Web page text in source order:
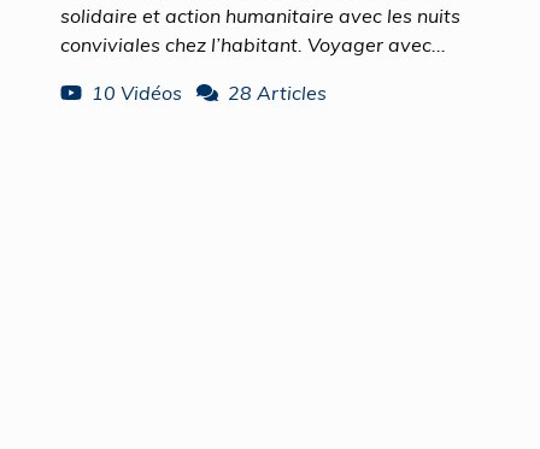
solidaire et action humanitaire avec les nuits
conviviales chez l’habitant. Voyager avec...
10 Vidéos
28 Articles